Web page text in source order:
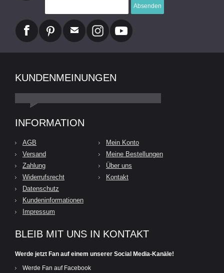
Absenden
KUNDENMEINUNGEN
INFORMATION
AGB
Versand
Zahlung
Widerrufsrecht
Datenschutz
Kundeninformationen
Impressum
Mein Konto
Meine Bestellungen
Über uns
Kontakt
BLEIB MIT UNS IN KONTAKT
Werde jetzt Fan auf einem unserer Social Media-Kanäle!
Werde Fan auf Facebook